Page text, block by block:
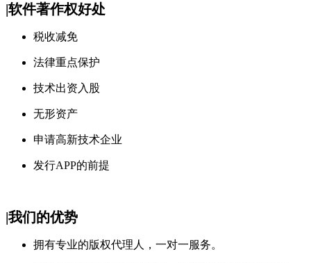
|软件著作权好处
税收减免
法律重点保护
技术出资入股
无形资产
申请高新技术企业
发行APP的前提
|我们的优势
拥有专业的版权代理人，一对一服务。